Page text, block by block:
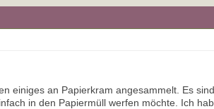
einiges an Papierkram angesammelt. Es
in den Papiermüll werfen möchte. Ich